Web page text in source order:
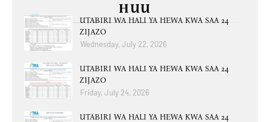
HUU
UTABIRI WA HALI YA HEWA KWA SAA 24
ZIJAZO
Wednesday, July 22, 2026
UTABIRI WA HALI YA HEWA KWA SAA 24
ZIJAZO
Friday, July 24, 2026
UTABIRI WA HALI YA HEWA KWA SAA 24